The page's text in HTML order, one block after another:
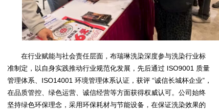
在行业赋能与社会责任层面，布瑞琳洗染深度参与洗染行业标
准制定，以自身实践推动行业规范化发展，先后通过 ISO9001 质量
管理体系、ISO14001 环境管理体系认证，获评 “诚信长城杯企业”，
在品质管控、绿色运营、诚信经营等方面获得权威认可。公司始终
坚持绿色环保理念，采用环保耗材与节能设备，在保证洗染效果的